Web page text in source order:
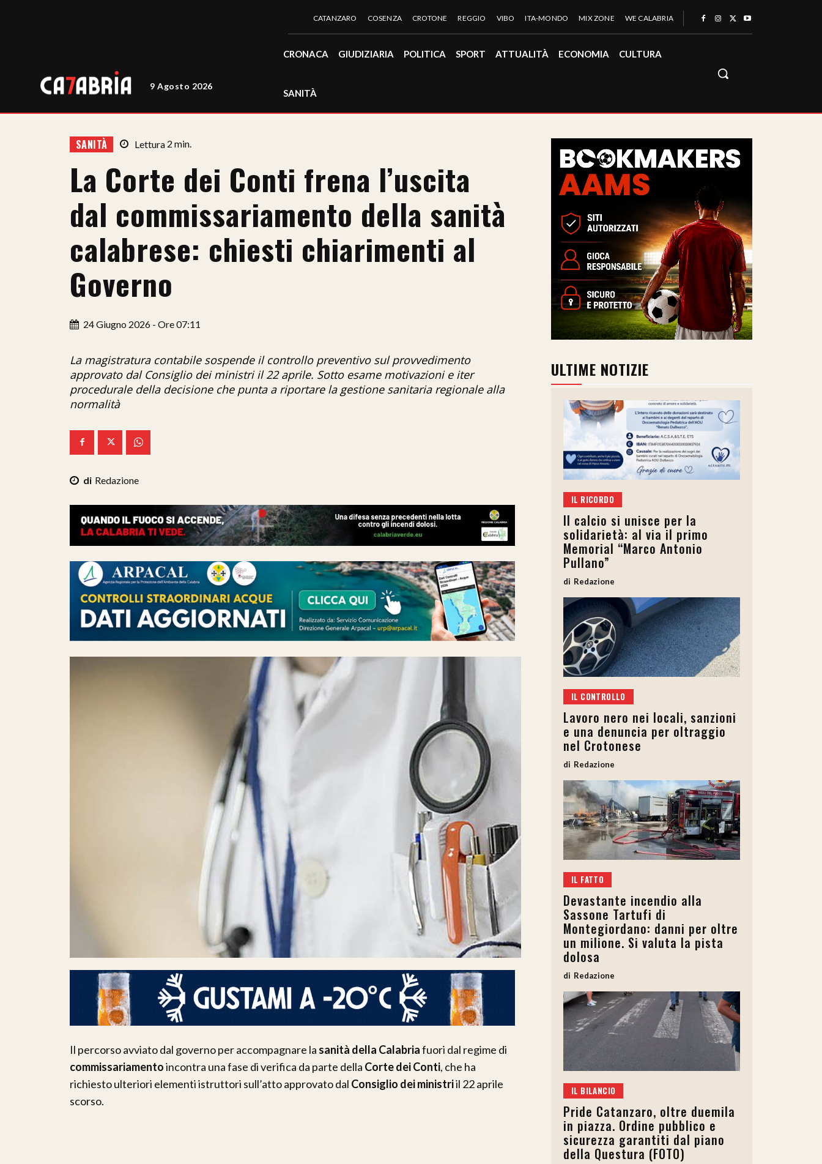
9 Agosto 2026
CATANZARO COSENZA CROTONE REGGIO VIBO ITA-MONDO MIX ZONE WE CALABRIA
CRONACA GIUDIZIARIA POLITICA SPORT ATTUALITÀ ECONOMIA CULTURA
SANITÀ
SANITÀ Lettura 2 min.
La Corte dei Conti frena l’uscita
dal commissariamento della sanità
calabrese: chiesti chiarimenti al
Governo
24 Giugno 2026 - Ore 07:11
La magistratura contabile sospende il controllo preventivo sul provvedimento
approvato dal Consiglio dei ministri il 22 aprile. Sotto esame motivazioni e iter
procedurale della decisione che punta a riportare la gestione sanitaria regionale alla
normalità
Redazione
Il percorso avviato dal governo per accompagnare la sanità della Calabriafuori dal regime di
commissariamentoincontra una fase di verifica da parte della Corte dei Conti, che ha
richiesto ulteriori elementi istruttori sull’atto approvato dal Consiglio dei ministriil 22 aprile
scorso.
ULTIME NOTIZIE
IL RICORDO
Il calcio si unisce per la
solidarietà: al via il primo
Memorial “Marco Antonio
Pullano”
Redazione
IL CONTROLLO
Lavoro nero nei locali, sanzioni
e una denuncia per oltraggio
nel Crotonese
Redazione
IL FATTO
Devastante incendio alla
Sassone Tartufi di
Montegiordano: danni per oltre
un milione. Si valuta la pista
dolosa
Redazione
IL BILANCIO
Pride Catanzaro, oltre duemila
in piazza. Ordine pubblico e
sicurezza garantiti dal piano
della Questura (FOTO)